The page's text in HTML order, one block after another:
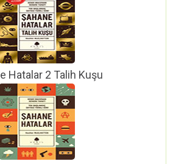
Hatalar 2 Talih Kuşu